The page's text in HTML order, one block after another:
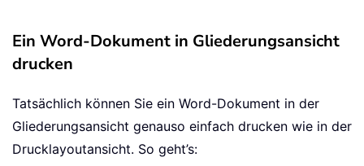
Ein Word-Dokument in Gliederungsansicht
drucken
Tatsächlich können Sie ein Word-Dokument in der
Gliederungsansicht genauso einfach drucken wie in der
Drucklayoutansicht. So geht’s: